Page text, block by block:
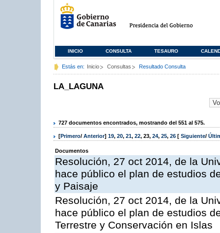
INICIO CONSULTA TESAURO
Estás en: Inicio Consultas Resultado Consulta
LA_LAGUNA
727 documentos encontrados, mostrando del 551 al 575.
[Primero/ Anterior] 19, 20, 21, 22, 23, 24, 25, 26 [ Siguiente/
Documentos
Resolución, 27 oct 2014, de la
hace público el plan de estudios
y Paisaje
Resolución, 27 oct 2014, de la
hace público el plan de estudios
Terrestre y Conservación en Islas